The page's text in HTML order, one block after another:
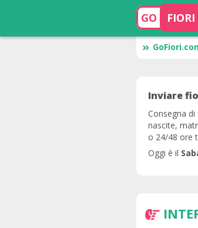
GO FIORI
Inviare
Consegna
nascite,
o 24/48 ore
Oggi è il